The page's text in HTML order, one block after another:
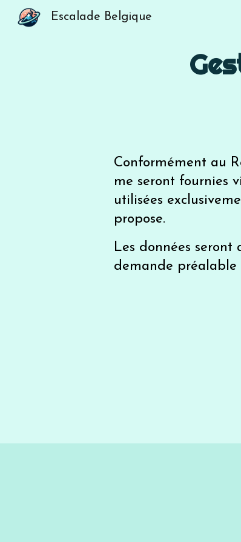
Escalade Belgique
Conformément au
me seront fournies
utilisées
propose.
Les données
demande préalable